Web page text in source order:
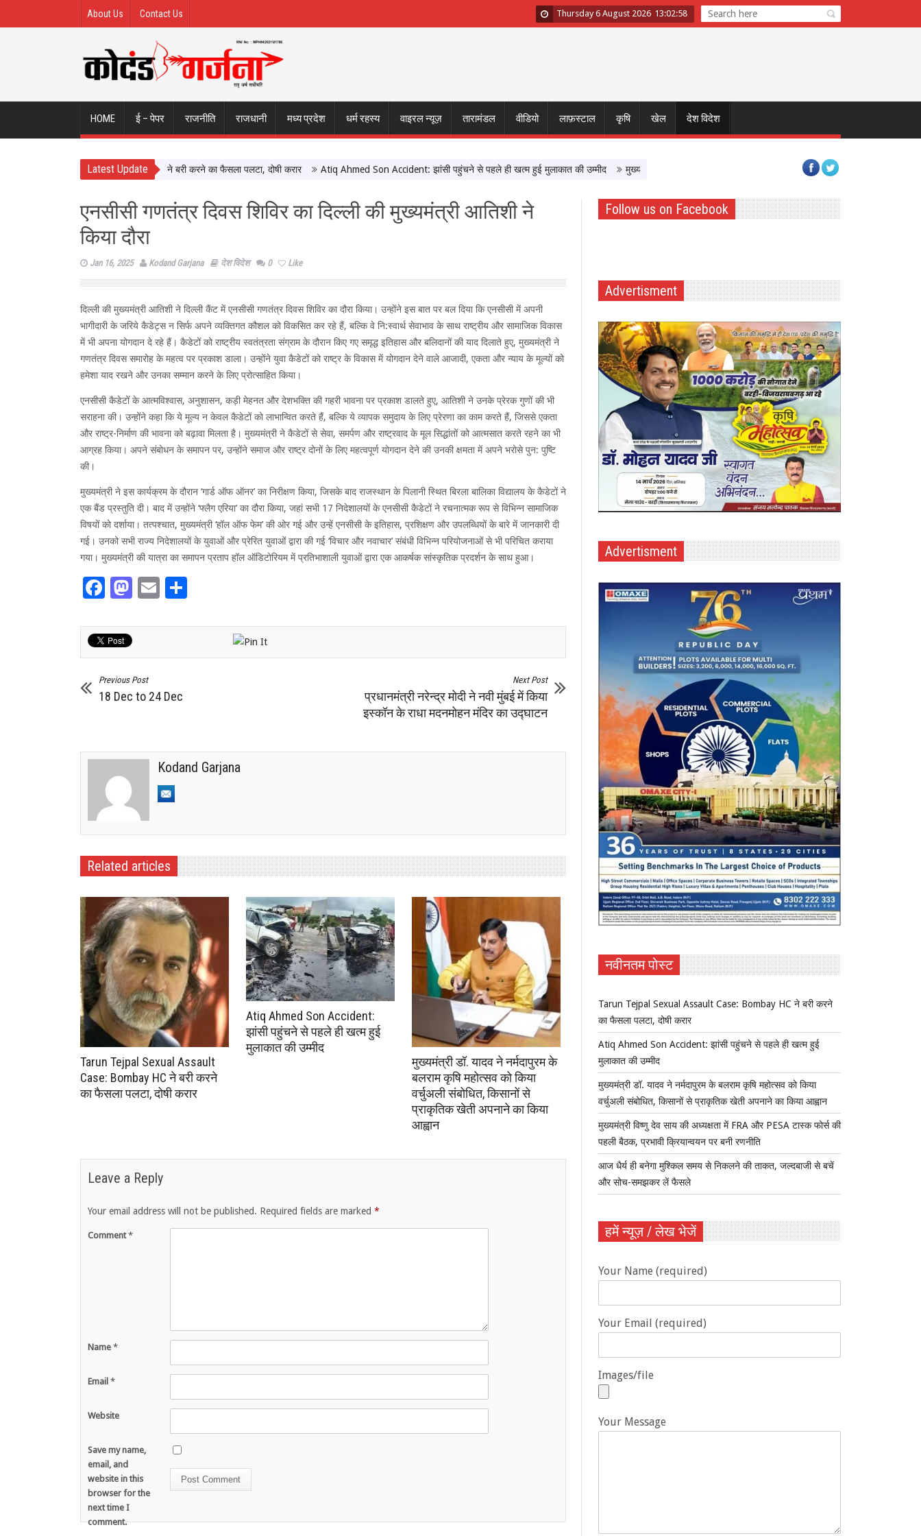
About Us Contact Us Thursday 6 August 2026 13:02:58
HOME ई – पेपर राजनीति राजधानी मध्य प्रदेश धर्म रहस्य वाइरल न्यूज़ तारामंडल वीडियो लाफ़स्टाल कृषि खेल देश विदेश
Latest Update
Assault Case: Bombay HC ने बरी करने का फैसला पलटा, दोषी करार Atiq Ahmed Son Accident: झांसी पहुंचने से पहले ही खत्म हुई मुलाकात की उम्मीद मुख्यमंत्री डॉ. यादव ने नर्मदापुरम के बलराम कृषि महोत्सव को किया वर्चुअली संबोधित, किसानों
एनसीसी गणतंत्र दिवस शिविर का दिल्ली की मुख्यमंत्री आतिशी ने
किया दौरा
Jan 16, 2025 Kodand Garjana देश विदेश 0 Like
दिल्ली की मुख्यमंत्री आतिशी ने दिल्ली कैंट में एनसीसी गणतंत्र दिवस शिविर का दौरा किया। उन्होंने इस बात पर बल दिया कि एनसीसी में अपनी
भागीदारी के जरिये कैडेट्स न सिर्फ अपने व्यक्तिगत कौशल को विकसित कर रहे हैं, बल्कि वे नि:स्वार्थ सेवाभाव के साथ राष्ट्रीय और सामाजिक विकास
में भी अपना योगदान दे रहे हैं। कैडेटों को राष्ट्रीय स्वतंत्रता संग्राम के दौरान किए गए समृद्ध इतिहास और बलिदानों की याद दिलाते हुए, मुख्यमंत्री ने
गणतंत्र दिवस समारोह के महत्व पर प्रकाश डाला। उन्होंने युवा कैडेटों को राष्ट्र के विकास में योगदान देने वाले आजादी, एकता और न्याय के मूल्यों को
हमेशा याद रखने और उनका सम्मान करने के लिए प्रोत्साहित किया।
एनसीसी कैडेटों के आत्मविश्वास, अनुशासन, कड़ी मेहनत और देशभक्ति की गहरी भावना पर प्रकाश डालते हुए, आतिशी ने उनके प्रेरक गुणों की भी
सराहना की। उन्होंने कहा कि ये मूल्य न केवल कैडेटों को लाभान्वित करते हैं, बल्कि ये व्यापक समुदाय के लिए प्रेरणा का काम करते हैं, जिससे एकता
और राष्ट्र-निर्माण की भावना को बढ़ावा मिलता है। मुख्‍यमंत्री ने कैडेटों से सेवा, समर्पण और राष्ट्रवाद के मूल सिद्धांतों को आत्‍मसात करते रहने का भी
आग्रह किया। अपने संबोधन के समापन पर, उन्होंने समाज और राष्ट्र दोनों के लिए महत्वपूर्ण योगदान देने की उनकी क्षमता में अपने भरोसे पुन: पुष्टि
की।
मुख्यमंत्री ने इस कार्यक्रम के दौरान ‘गार्ड ऑफ ऑनर’ का निरीक्षण किया, जिसके बाद राजस्थान के पिलानी स्थित बिरला बालिका विद्यालय के कैडेटों ने
एक बैंड प्रस्तुति दी। बाद में उन्होंने ‘फ्लैग एरिया’ का दौरा किया, जहां सभी 17 निदेशालयों के एनसीसी कैडेटों ने रचनात्मक रूप से विभिन्न सामाजिक
विषयों को दर्शाया। तत्‍पश्‍चात, मुख्यमंत्री ‘हॉल ऑफ फेम’ की ओर गई और उन्‍हें एनसीसी के इतिहास, प्रशिक्षण और उपलब्धियों के बारे में जानकारी दी
गई। उनको सभी राज्य निदेशालयों के युवाओं और प्रेरित युवाओं द्वारा की गई ‘विचार और नवाचार’ संबंधी विभिन्न परियोजनाओं से भी परिचित कराया
गया। मुख्‍यमंत्री की यात्रा का समापन प्रताप हॉल ऑडिटोरियम में प्रतिभाशाली युवाओं द्वारा एक आकर्षक सांस्कृतिक प्रदर्शन के साथ हुआ।
Facebook
Mastodon
Email
Previous Post
18 Dec to 24 Dec
Next Post
प्रधानमंत्री नरेन्द्र मोदी ने नवी मुंबई में किया
इस्कॉन के राधा मदनमोहन मंदिर का उद्घाटन
Kodand Garjana
Related articles
Tarun Tejpal Sexual Assault
Case: Bombay HC ने बरी करने
का फैसला पलटा, दोषी करार
Atiq Ahmed Son Accident:
झांसी पहुंचने से पहले ही खत्म हुई
मुलाकात की उम्मीद
मुख्यमंत्री डॉ. यादव ने नर्मदापुरम के
बलराम कृषि महोत्सव को किया
वर्चुअली संबोधित, किसानों से
प्राकृतिक खेती अपनाने का किया
आह्वान
Leave a Reply
Your email address will not be published. Required fields are marked *
Comment*
Name *
Email *
Website
Save my name,
email, and
website in this
browser for the
next time I
comment.
Follow us on Facebook
Advertisment
Advertisment
नवीनतम पोस्ट
Tarun Tejpal Sexual Assault Case: Bombay HC ने बरी करने
का फैसला पलटा, दोषी करार
Atiq Ahmed Son Accident: झांसी पहुंचने से पहले ही खत्म हुई
मुलाकात की उम्मीद
मुख्यमंत्री डॉ. यादव ने नर्मदापुरम के बलराम कृषि महोत्सव को किया
वर्चुअली संबोधित, किसानों से प्राकृतिक खेती अपनाने का किया आह्वान
मुख्यमंत्री विष्णु देव साय की अध्यक्षता में FRA और PESA टास्क फोर्स की
पहली बैठक, प्रभावी क्रियान्वयन पर बनी रणनीति
आज धैर्य ही बनेगा मुश्किल समय से निकलने की ताकत, जल्दबाजी से बचें
और सोच-समझकर लें फैसले
हमें न्यूज़ / लेख भेजें
Your Name (required)
Your Email (required)
Images/file
Your Message